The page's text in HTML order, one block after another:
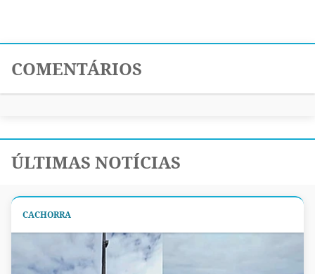
COMENTÁRIOS
ÚLTIMAS NOTÍCIAS
CACHORRA